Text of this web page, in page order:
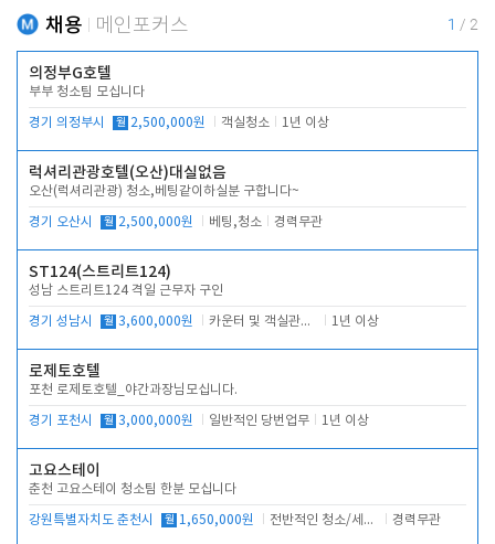
채용 메인포커스 1 / 2
의정부G호텔
부부 청소팀 모십니다
경기 의정부시 월 2,500,000원 객실청소 1년 이상
럭셔리관광호텔(오산)대실없음
오산(럭셔리관광) 청소,베팅같이하실분 구합니다~
경기 오산시 월 2,500,000원 베팅,청소 경력무관
ST124(스트리트124)
성남 스트리트124 격일 근무자 구인
경기 성남시 월 3,600,000원 카운터 및 객실관리 전반 1년 이상
로제토호텔
포천 로제토호텔_야간과장님모십니다.
경기 포천시 월 3,000,000원 일반적인 당번업무 1년 이상
고요스테이
춘천 고요스테이 청소팀 한분 모십니다
강원특별자치도 춘천시 월 1,650,000원 전반적인 청소/세탁업무 경력무관